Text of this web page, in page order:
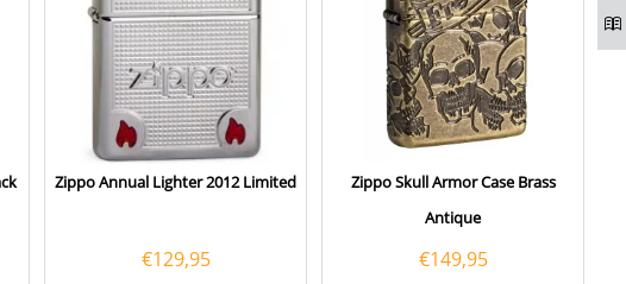
Zippo Annual Lighter 2012 Limited
€129,95
Zippo Skull Armor Case Brass
Antique
€149,95